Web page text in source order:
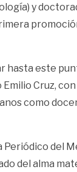
y
hasta este
Cruz,
como
del
del alma